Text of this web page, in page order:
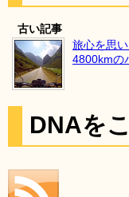
古い記事
旅心を思
4800kmの
DNAを